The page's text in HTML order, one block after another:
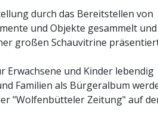
durch das Bereitstellen von
und Objekte gesammelt und
großen Schauvitrine
Erwachsene und Kinder lebendig
Familien als Bürgeralbum
"Wolfenbütteler Zeitung" auf